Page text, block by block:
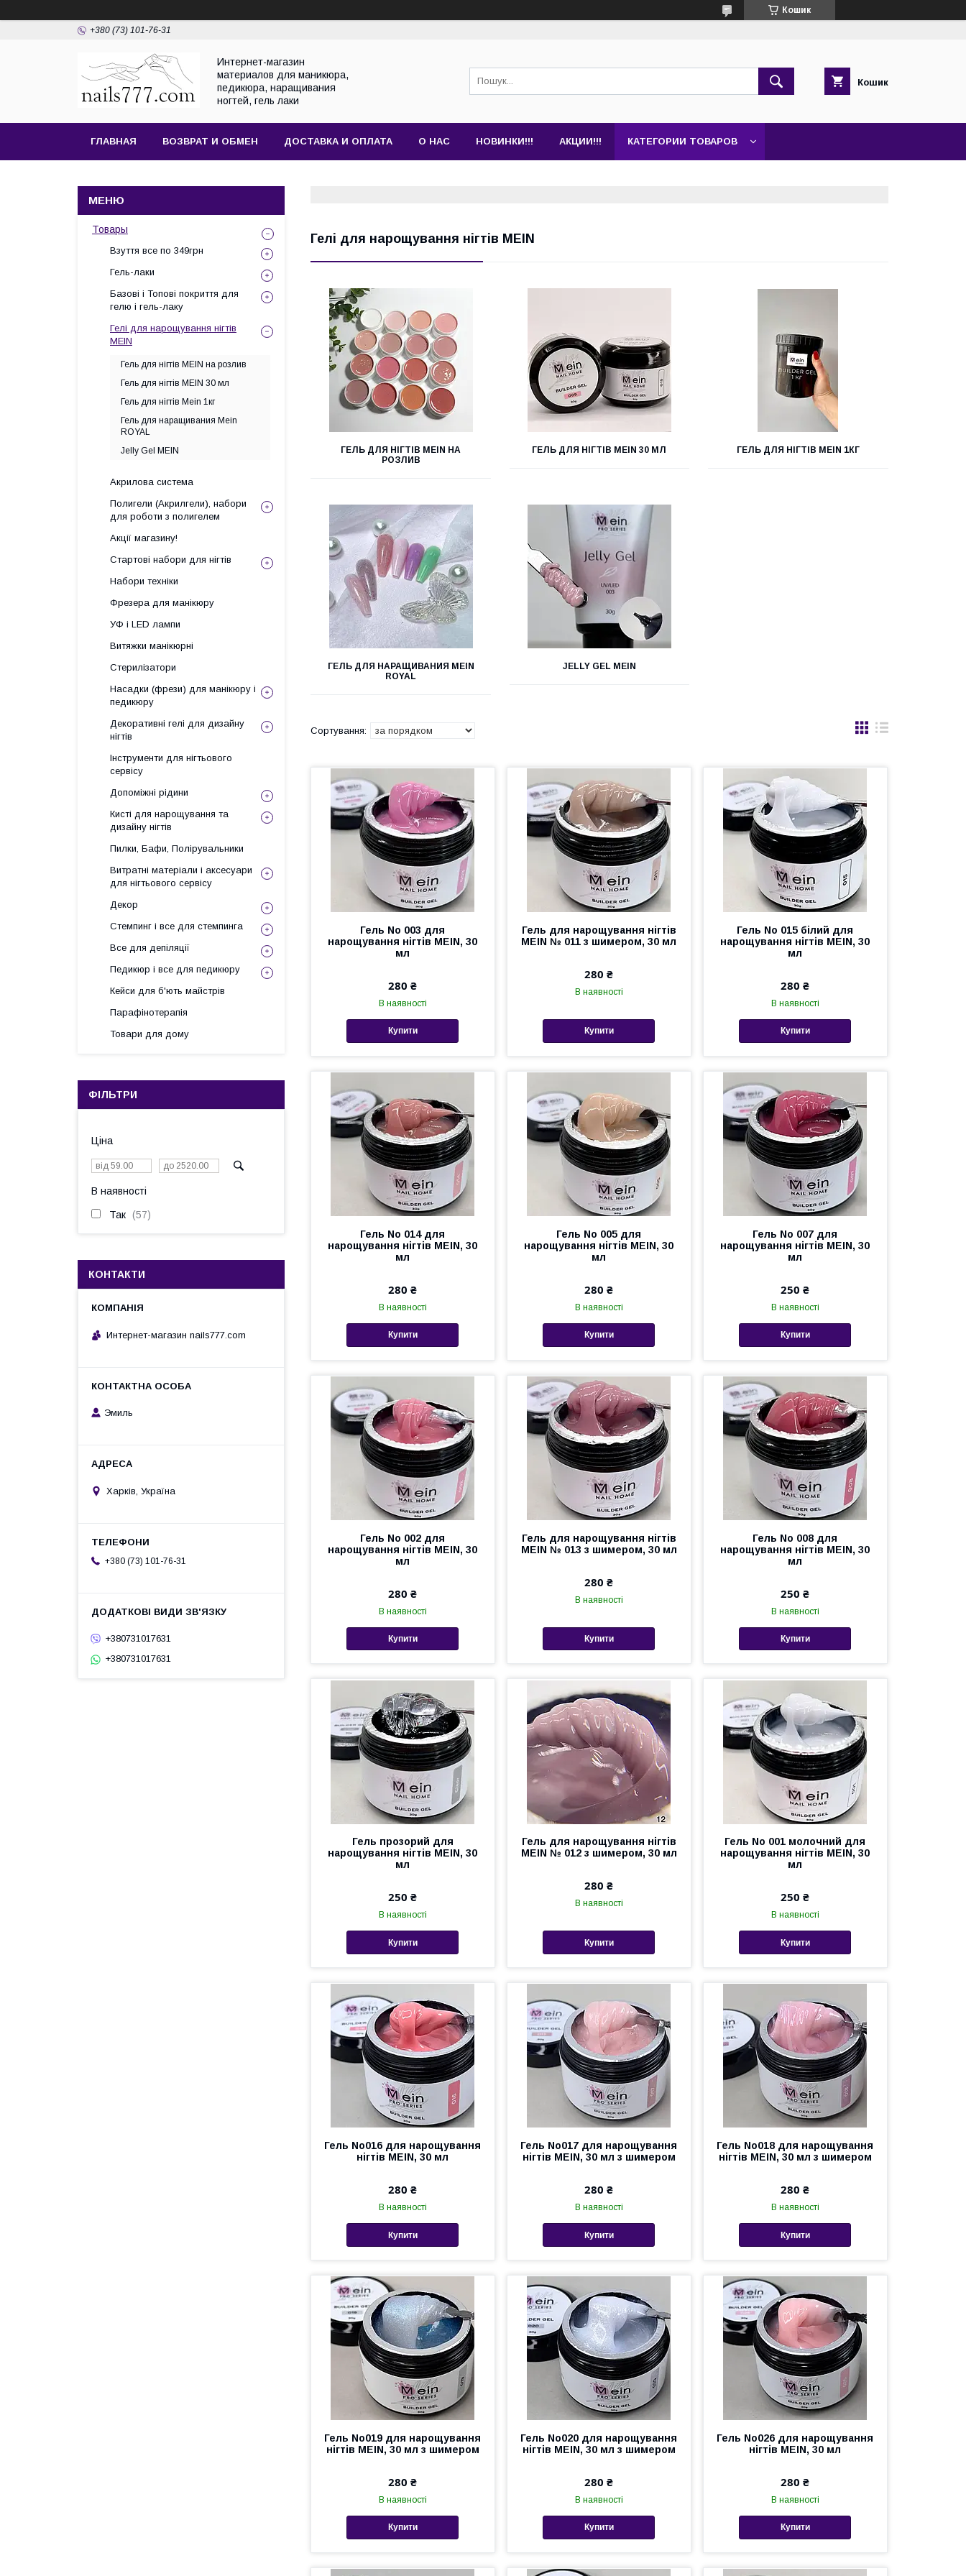
Кошик
+380 (73) 101-76-31
Интернет-магазин
материалов для маникюра,
педикюра, наращивания
ногтей, гель лаки
Кошик
ГЛАВНАЯ ВОЗВРАТ И ОБМЕН ДОСТАВКА И ОПЛАТА О НАС НОВИНКИ!!! АКЦИИ!!! КАТЕГОРИИ ТОВАРОВ
Гелі для нарощування нігтів MEIN
ГЕЛЬ ДЛЯ НІГТІВ MEIN НА
РОЗЛИВ
ГЕЛЬ ДЛЯ НІГТІВ MEIN 30 МЛ ГЕЛЬ ДЛЯ НІГТІВ MEIN 1КГ
ГЕЛЬ ДЛЯ НАРАЩИВАНИЯ MEIN
ROYAL
JELLY GEL MEIN
Гель No 003 для
нарощування нігтів MEIN, 30
мл
280 ₴
В наявності
Купити
Гель для нарощування нігтів
MEIN № 011 з шимером, 30 мл
280 ₴
В наявності
Купити
Гель No 015 білий для
нарощування нігтів MEIN, 30
мл
280 ₴
В наявності
Купити
Гель No 014 для
нарощування нігтів MEIN, 30
мл
280 ₴
В наявності
Купити
Гель No 005 для
нарощування нігтів MEIN, 30
мл
280 ₴
В наявності
Купити
Гель No 007 для
нарощування нігтів MEIN, 30
мл
250 ₴
В наявності
Купити
Гель No 002 для
нарощування нігтів MEIN, 30
мл
280 ₴
В наявності
Купити
Гель для нарощування нігтів
MEIN № 013 з шимером, 30 мл
280 ₴
В наявності
Купити
Гель No 008 для
нарощування нігтів MEIN, 30
мл
250 ₴
В наявності
Купити
Гель прозорий для
нарощування нігтів MEIN, 30
мл
250 ₴
В наявності
Купити
Гель для нарощування нігтів
MEIN № 012 з шимером, 30 мл
280 ₴
В наявності
Купити
Гель No 001 молочний для
нарощування нігтів MEIN, 30
мл
250 ₴
В наявності
Купити
Гель No016 для нарощування
нігтів MEIN, 30 мл
280 ₴
В наявності
Купити
Гель No017 для нарощування
нігтів MEIN, 30 мл з шимером
280 ₴
В наявності
Купити
Гель No018 для нарощування
нігтів MEIN, 30 мл з шимером
280 ₴
В наявності
Купити
Гель No019 для нарощування
нігтів MEIN, 30 мл з шимером
280 ₴
В наявності
Купити
Гель No020 для нарощування
нігтів MEIN, 30 мл з шимером
280 ₴
В наявності
Купити
Гель No026 для нарощування
нігтів MEIN, 30 мл
280 ₴
В наявності
Купити
Товары
Взуття все по 349грн
Гель-лаки
Базові і Топові покриття для
гелю і гель-лаку
Гелі для нарощування нігтів
MEIN
Гель для нігтів MEIN на розлив
Гель для нігтів MEIN 30 мл
Гель для нігтів Mein 1кг
Гель для наращивания Mein
ROYAL
Jelly Gel MEIN
Акрилова система
Полигели (Акрилгели), набори
для роботи з полигелем
Акції магазину!
Стартові набори для нігтів
Набори техніки
Фрезера для манікюру
УФ і LED лампи
Витяжки манікюрні
Стерилізатори
Насадки (фрези) для манікюру і
педикюру
Декоративні гелі для дизайну
нігтів
Інструменти для нігтьового
сервісу
Допоміжні рідини
Кисті для нарощування та
дизайну нігтів
Пилки, Бафи, Полірувальники
Витратні матеріали і аксесуари
для нігтьового сервісу
Декор
Стемпинг і все для стемпинга
Все для депіляції
Педикюр і все для педикюру
Кейси для б'ють майстрів
Парафінотерапія
Товари для дому
ФІЛЬТРИ
Ціна
В наявності
Так 57
КОНТАКТИ
Интернет-магазин nails777.com
Эмиль
Харків, Україна
+380 (73) 101-76-31
+380731017631
+380731017631